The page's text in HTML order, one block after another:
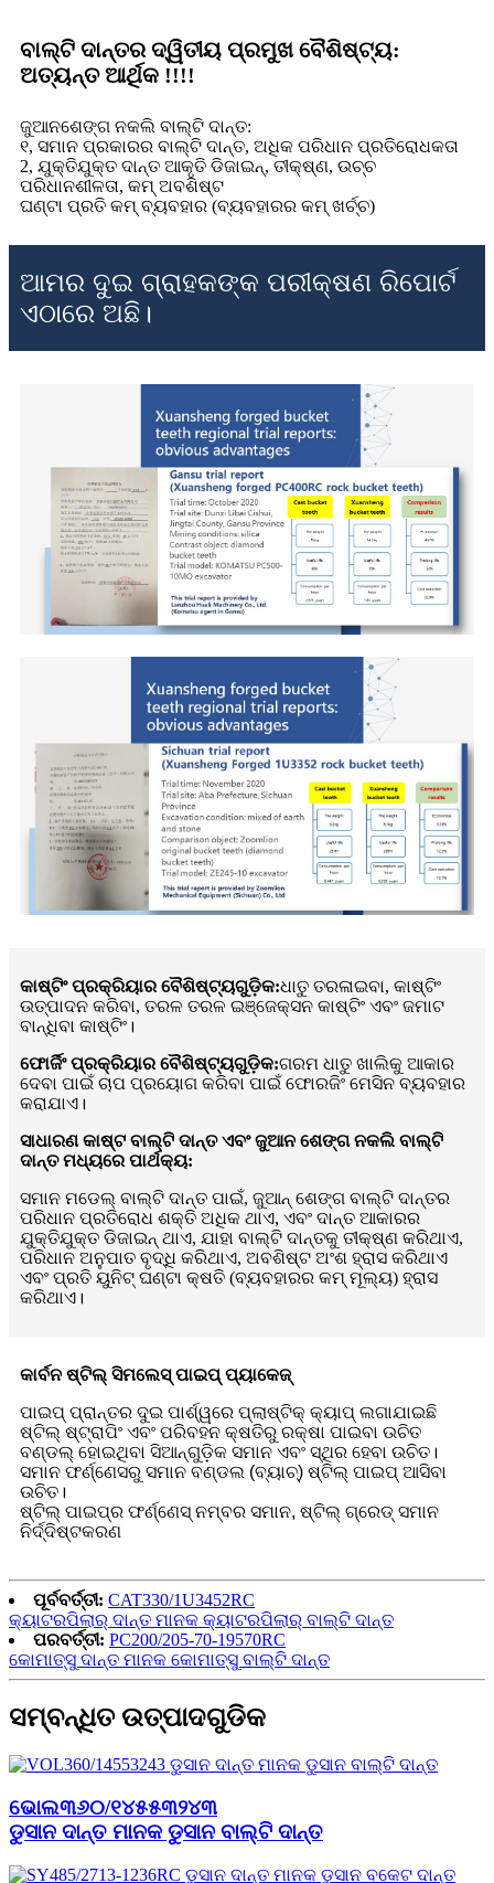
ବାଲ୍ଟି ଦାନ୍ତର ଦ୍ୱିତୀୟ ପ୍ରମୁଖ ବୈଶିଷ୍ଟ୍ୟ:
ଅତ୍ୟନ୍ତ ଆର୍ଥିକ !!!!
ଜୁଆନଶେଙ୍ଗ ନକଲି ବାଲ୍ଟି ଦାନ୍ତ:
୧, ସମାନ ପ୍ରକାରର ବାଲ୍ଟି ଦାନ୍ତ, ଅଧିକ ପରିଧାନ ପ୍ରତିରୋଧକତା
2, ଯୁକ୍ତିଯୁକ୍ତ ଦାନ୍ତ ଆକୃତି ଡିଜାଇନ୍, ତୀକ୍ଷ୍ଣ, ଉଚ୍ଚ
ପରିଧାନଶୀଳତା, କମ୍ ଅବଶିଷ୍ଟ
ଘଣ୍ଟା ପ୍ରତି କମ୍ ବ୍ୟବହାର (ବ୍ୟବହାରର କମ୍ ଖର୍ଚ୍ଚ)
ଆମର ଦୁଇ ଗ୍ରାହକଙ୍କ ପରୀକ୍ଷଣ ରିପୋର୍ଟ
ଏଠାରେ ଅଛି।
କାଷ୍ଟିଂ ପ୍ରକ୍ରିୟାର ବୈଶିଷ୍ଟ୍ୟଗୁଡ଼ିକ:ଧାତୁ ତରଳାଇବା, କାଷ୍ଟିଂ
ଉତ୍ପାଦନ କରିବା, ତରଳ ତରଳ ଇଞ୍ଜେକ୍ସନ କାଷ୍ଟିଂ ଏବଂ ଜମାଟ
ବାନ୍ଧିବା କାଷ୍ଟିଂ।
ଫୋର୍ଜିଂ ପ୍ରକ୍ରିୟାର ବୈଶିଷ୍ଟ୍ୟଗୁଡ଼ିକ:ଗରମ ଧାତୁ ଖାଲିକୁ ଆକାର
ଦେବା ପାଇଁ ଚାପ ପ୍ରୟୋଗ କରିବା ପାଇଁ ଫୋରଜିଂ ମେସିନ ବ୍ୟବହାର
କରାଯାଏ।
ସାଧାରଣ କାଷ୍ଟ ବାଲ୍ଟି ଦାନ୍ତ ଏବଂ ଜୁଆନ ଶେଙ୍ଗ ନକଲି ବାଲ୍ଟି
ଦାନ୍ତ ମଧ୍ୟରେ ପାର୍ଥକ୍ୟ:
ସମାନ ମଡେଲ୍ ବାଲ୍ଟି ଦାନ୍ତ ପାଇଁ, ଜୁଆନ୍ ଶେଙ୍ଗ ବାଲ୍ଟି ଦାନ୍ତର
ପରିଧାନ ପ୍ରତିରୋଧ ଶକ୍ତି ଅଧିକ ଥାଏ, ଏବଂ ଦାନ୍ତ ଆକାରର
ଯୁକ୍ତିଯୁକ୍ତ ଡିଜାଇନ୍ ଥାଏ, ଯାହା ବାଲ୍ଟି ଦାନ୍ତକୁ ତୀକ୍ଷ୍ଣ କରିଥାଏ,
ପରିଧାନ ଅନୁପାତ ବୃଦ୍ଧି କରିଥାଏ, ଅବଶିଷ୍ଟ ଅଂଶ ହ୍ରାସ କରିଥାଏ
ଏବଂ ପ୍ରତି ୟୁନିଟ୍ ଘଣ୍ଟା କ୍ଷତି (ବ୍ୟବହାରର କମ୍ ମୂଲ୍ୟ) ହ୍ରାସ
କରିଥାଏ।
କାର୍ବନ ଷ୍ଟିଲ୍ ସିମଲେସ୍ ପାଇପ୍ ପ୍ୟାକେଜ୍
ପାଇପ୍ ପ୍ରାନ୍ତର ଦୁଇ ପାର୍ଶ୍ୱରେ ପ୍ଲାଷ୍ଟିକ୍ କ୍ୟାପ୍ ଲଗାଯାଇଛି
ଷ୍ଟିଲ୍ ଷ୍ଟ୍ରାପିଂ ଏବଂ ପରିବହନ କ୍ଷତିରୁ ରକ୍ଷା ପାଇବା ଉଚିତ
ବଣ୍ଡଲ୍ ହୋଇଥିବା ସିଆନ୍‌ଗୁଡ଼ିକ ସମାନ ଏବଂ ସ୍ଥିର ହେବା ଉଚିତ।
ସମାନ ଫର୍ଣ୍ଣେସରୁ ସମାନ ବଣ୍ଡଲ (ବ୍ୟାଚ୍) ଷ୍ଟିଲ୍ ପାଇପ୍ ଆସିବା
ଉଚିତ।
ଷ୍ଟିଲ୍ ପାଇପ୍‌ର ଫର୍ଣ୍ଣେସ୍ ନମ୍ବର ସମାନ, ଷ୍ଟିଲ୍ ଗ୍ରେଡ୍ ସମାନ
ନିର୍ଦ୍ଦିଷ୍ଟକରଣ
ପୂର୍ବବର୍ତ୍ତୀ: CAT330/1U3452RC
କ୍ୟାଟରପିଲାର୍ ଦାନ୍ତ ମାନକ କ୍ୟାଟରପିଲାର୍ ବାଲ୍ଟି ଦାନ୍ତ
ପରବର୍ତ୍ତୀ: PC200/205-70-19570RC
କୋମାତ୍ସୁ ଦାନ୍ତ ମାନକ କୋମାତ୍ସୁ ବାଲ୍ଟି ଦାନ୍ତ
ସମ୍ବନ୍ଧିତ ଉତ୍ପାଦଗୁଡିକ
ଭୋଲ୩୬୦/୧୪୫୫୩୨୪୩
ଡୁସାନ ଦାନ୍ତ ମାନକ ଡୁସାନ ବାଲ୍ଟି ଦାନ୍ତ